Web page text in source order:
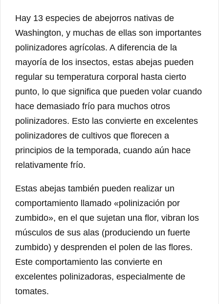
Hay 13 especies de abejorros nativas de
Washington, y muchas de ellas son importantes
polinizadores agrícolas. A diferencia de la
mayoría de los insectos, estas abejas pueden
regular su temperatura corporal hasta cierto
punto, lo que significa que pueden volar cuando
hace demasiado frío para muchos otros
polinizadores. Esto las convierte en excelentes
polinizadores de cultivos que florecen a
principios de la temporada, cuando aún hace
relativamente frío.
Estas abejas también pueden realizar un
comportamiento llamado «polinización por
zumbido», en el que sujetan una flor, vibran los
músculos de sus alas (produciendo un fuerte
zumbido) y desprenden el polen de las flores.
Este comportamiento las convierte en
excelentes polinizadoras, especialmente de
tomates.